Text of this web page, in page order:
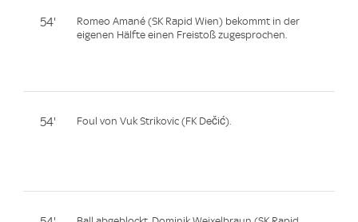
54'
Romeo Amané (SK Rapid Wien) bekommt in der
eigenen Hälfte einen Freistoß zugesprochen.
54' Foul von Vuk Strikovic (FK Dečić).